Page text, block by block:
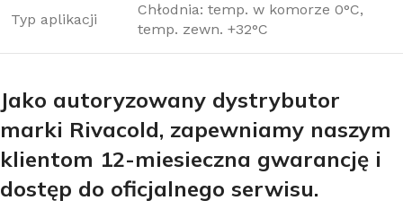
Typ aplikacji
Chłodnia: temp. w komorze 0°C,
temp. zewn. +32°C
Jako autoryzowany dystrybutor
marki Rivacold, zapewniamy naszym
klientom 12-miesieczna gwarancję i
dostęp do oficjalnego serwisu.